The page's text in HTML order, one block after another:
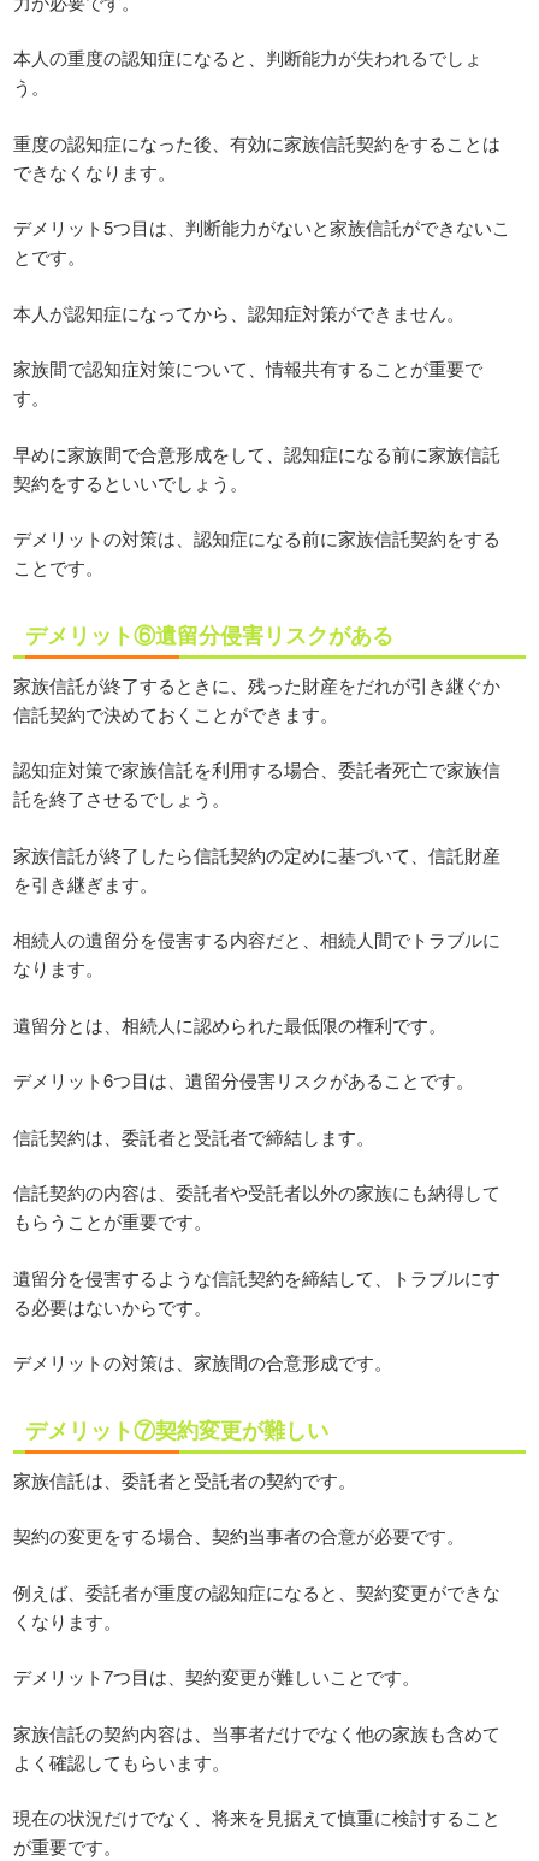
本人の重度の認知症になると、判断能力が失われるでしょ
う。
重度の認知症になった後、有効に家族信託契約をすることは
できなくなります。
デメリット5つ目は、判断能力がないと家族信託ができないこ
とです。
本人が認知症になってから、認知症対策ができません。
家族間で認知症対策について、情報共有することが重要で
す。
早めに家族間で合意形成をして、認知症になる前に家族信託
契約をするといいでしょう。
デメリットの対策は、認知症になる前に家族信託契約をする
ことです。
デメリット⑥遺留分侵害リスクがある
家族信託が終了するときに、残った財産をだれが引き継ぐか
信託契約で決めておくことができます。
認知症対策で家族信託を利用する場合、委託者死亡で家族信
託を終了させるでしょう。
家族信託が終了したら信託契約の定めに基づいて、信託財産
を引き継ぎます。
相続人の遺留分を侵害する内容だと、相続人間でトラブルに
なります。
遺留分とは、相続人に認められた最低限の権利です。
デメリット6つ目は、遺留分侵害リスクがあることです。
信託契約は、委託者と受託者で締結します。
信託契約の内容は、委託者や受託者以外の家族にも納得して
もらうことが重要です。
遺留分を侵害するような信託契約を締結して、トラブルにす
る必要はないからです。
デメリットの対策は、家族間の合意形成です。
デメリット⑦契約変更が難しい
家族信託は、委託者と受託者の契約です。
契約の変更をする場合、契約当事者の合意が必要です。
例えば、委託者が重度の認知症になると、契約変更ができな
くなります。
デメリット7つ目は、契約変更が難しいことです。
家族信託の契約内容は、当事者だけでなく他の家族も含めて
よく確認してもらいます。
現在の状況だけでなく、将来を見据えて慎重に検討すること
が重要です。